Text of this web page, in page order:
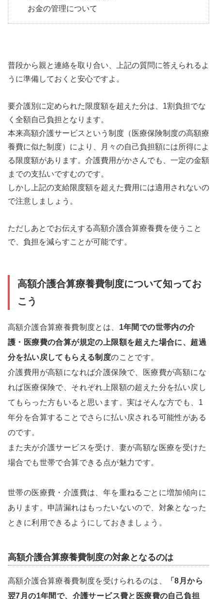
お金の管理について
普段から親と連絡を取り合い、上記の質問に答えられるよ
うに準備しておくと安心ですよ。
要介護別に定められた限度額を超えた分は、1割負担でな
く全額自己負担となります。
本来高額介護サービスという制度（医療保険制度の高額療
養費に似た制度）により、月々の自己負担額には所得によ
る限度額があります。介護費用がかさんでも、一定の金額
までの支払いですむのです。
しかし上記の支給限度額を超えた費用には適用されないの
で注意しましょう。
ただしあとでお伝えする高額介護合算療養費を使うこと
で、負担を減らすことが可能です。
高額介護合算療養費制度について知ってお
こう
高額介護合算療養費制度とは、 1年間での世帯内の介
護・医療費の合算が規定の上限額を超えた場合に、超過
分を払い戻してもらえる制度のことです。
介護費用が高額になれば介護保険で、医療費が高額にな
れば医療保険で、それぞれ上限額の超えた分を払い戻し
てもらった方もいると思います。実はそんな方でも、1
年分を合算することでさらに払い戻される可能性がある
のです。
また夫が介護サービスを受け、妻が高額な医療を受けた
場合でも世帯で合算できる点が魅力です。
世帯の医療費・介護費は、年を重ねるごとに増加傾向に
あります。申請漏れはもったいないので、対象となった
ときに利用できるようにしておきましょう。
高額介護合算療養費制度の対象となるのは
高額介護合算療養費制度を受けられるのは、
「8月から
翌7月の1年間で、介護サービス費と医療費の自己負担